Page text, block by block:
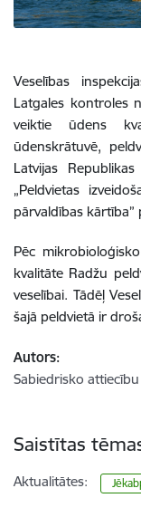
Veselības
Latgales kontroles
veiktie ūdens
ūdenskrātuvē,
Latvijas
„Peldvietas
pārvaldības kārtība”
Pēc
kvalitāte Radžu
veselībai. Tādēļ
šajā peldvietā ir
Autors:
Sabiedrisko
Saistītas
Aktualitātes: